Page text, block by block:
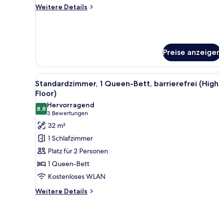
Weitere Details
Weitere
(Free
Breakfast)
Preise
Alle
Fotos
für
Standardzimmer,
1
Queen-
Bett,
barrierefrei
(High
Floor)
anzeigen
Ein Hotelzimmer mit Bett,
10
Standardzimmer, 1 Queen-Bett, barrierefrei (High
Floor)
8,88,8 von 10
Hervorragend
3 Bewertungen
(3
Bewertungen)
32 m²
1 Schlafzimmer
Platz für 2 Personen
1 Queen-Bett
Kostenloses WLAN
Weitere Details
Weitere